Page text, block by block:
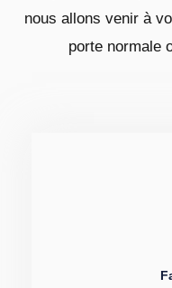
nous allons venir à
porte normale